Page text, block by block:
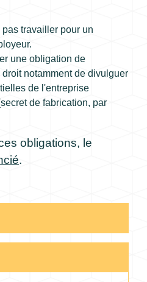
travailler pour un
une obligation de
notamment de divulguer
de l'entreprise
de fabrication, par
obligations, le
.